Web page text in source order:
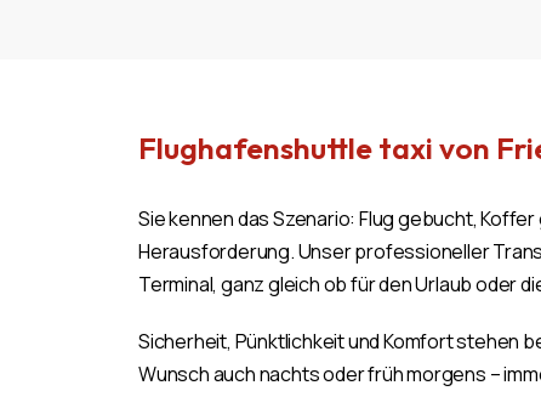
Flughafenshuttle taxi von
Sie kennen das Szenario: Flug gebucht,
Herausforderung. Unser professioneller
Terminal, ganz gleich ob für den Urlaub oder
Sicherheit, Pünktlichkeit und Komfort stehen
Wunsch auch nachts oder früh morgens –